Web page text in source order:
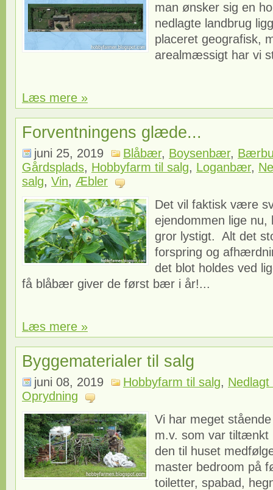
man ønsker sig en
nedlagte landbrug
placeret geografisk,
arealmæssigt har vi
Læs mere »
Forventningens glæde...
juni 25, 2019 Blåbær, Boysenbær,
Gårdsplads, Hobbyfarm til salg, Loganbær,
salg, Vin, Æbler
Det vil faktisk være
ejendommen lige nu,
gror lystigt. Alt det
forspring og
det blot holdes ved
få blåbær giver de først bær i år!...
Læs mere »
Byggematerialer til salg
juni 08, 2019 Hobbyfarm til salg,
Oprydning
Vi har meget
m.v. som var tiltænkt
den til huset
master bedroom på
toiletter, spabad,